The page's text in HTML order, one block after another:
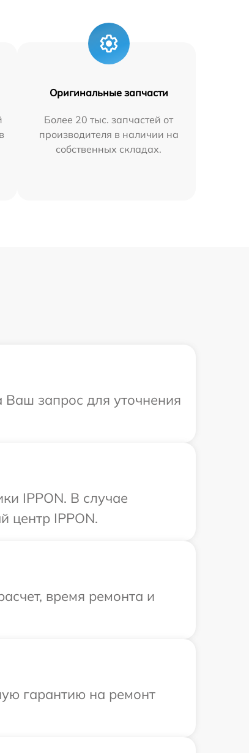
Оригинальные запчасти
Более 20 тыс. запчастей от
производителя в наличии на
собственных складах.
Ваш запрос для уточнения
IPPON. В случае
центр IPPON.
время ремонта и
гарантию на ремонт